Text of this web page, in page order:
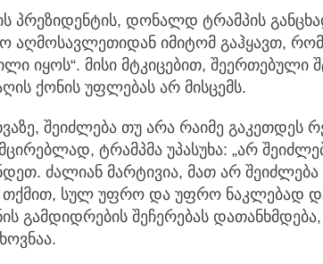
პრეზიდენტის, დონალდ ტრამპის
აღმოსავლეთიდან იმიტომ გაჰყავთ,
იყოს“. მისი მტკიცებით, შეერთებული
ქონის უფლებას არ მისცემს.
შეიძლება თუ არა რაიმე გაკეთდეს
ტრამპმა უპასუხა: „არ
ძალიან მარტივია, მათ არ
თქმით, სულ უფრო და უფრო ნაკლებად
გამდიდრების შეჩერებას